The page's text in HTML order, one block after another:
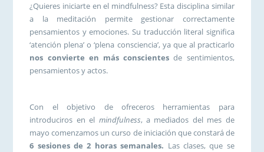
¿Quieres iniciarte en el mindfulness? Esta disciplina similar
a la meditación permite gestionar correctamente
pensamientos y emociones. Su traducción literal significa
‘atención plena’ o ‘plena consciencia’, ya que al practicarlo
nos convierte en más conscientes de sentimientos,
pensamientos y actos.
Con el objetivo de ofreceros herramientas para
introduciros en el mindfulness, a mediados del mes de
mayo comenzamos un curso de iniciación que constará de
6 sesiones de 2 horas semanales. Las clases, que se